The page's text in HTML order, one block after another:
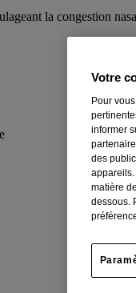
la congestion
Votre
Pour
informer
des
appareils.
matière
dessous.